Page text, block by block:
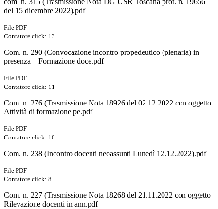
com. n. 315 (Trasmissione Nota DG USR Toscana prot. n. 19656
del 15 dicembre 2022).pdf
File PDF
Contatore click: 13
Com. n. 290 (Convocazione incontro propedeutico (plenaria) in
presenza – Formazione doce.pdf
File PDF
Contatore click: 11
Com. n. 276 (Trasmissione Nota 18926 del 02.12.2022 con oggetto
Attività di formazione pe.pdf
File PDF
Contatore click: 10
Com. n. 238 (Incontro docenti neoassunti Lunedì 12.12.2022).pdf
File PDF
Contatore click: 8
Com. n. 227 (Trasmissione Nota 18268 del 21.11.2022 con oggetto
Rilevazione docenti in ann.pdf